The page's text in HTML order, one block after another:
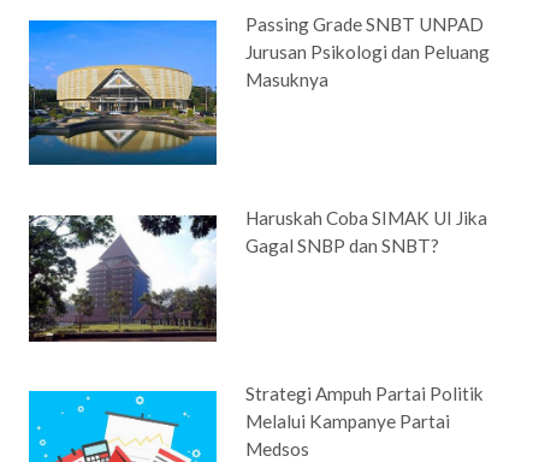
Passing Grade SNBT UNPAD
Jurusan Psikologi dan Peluang
Masuknya
Haruskah Coba SIMAK UI Jika
Gagal SNBP dan SNBT?
Strategi Ampuh Partai Politik
Melalui Kampanye Partai
Medsos